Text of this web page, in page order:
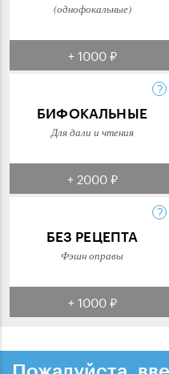
(однофокальные)
+ 1000 ₽
БИФОКАЛЬНЫЕ
Для дали и чтения
+ 2000 ₽
БЕЗ РЕЦЕПТА
Фэшн оправы
+ 1000 ₽